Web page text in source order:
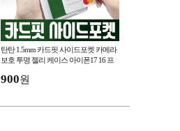
탄탄 1.5mm 카드핏 사이드포켓 카메라
보호 투명 젤리 케이스 아이폰17 16 프
900원